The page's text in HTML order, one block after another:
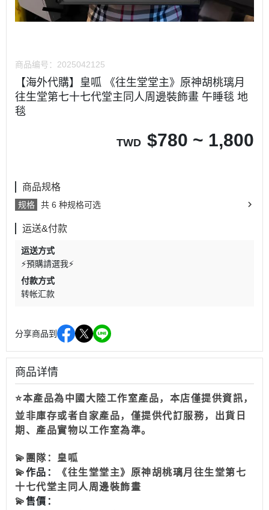
商品编号： 2025042125
【海外代購】皇呱 《往生堂堂主》原神胡桃璃月
往生堂第七十七代堂主同人周邊裝飾畫 午睡毯 地
毯
TWD $780 ~ 1,800
商品规格
规格 共 6 种规格可选
运送&付款
运送方式
⚡預購請選我⚡
付款方式
转帐汇款
分享商品到
商品详情
⭐本產品為中國大陸工作室產品，本店僅提供資訊，
並非庫存或者自家產品，僅提供代訂服務，出貨日
期、產品實物以工作室為準。
💫 團隊：
皇呱
💫作品：
《往生堂堂主》原神胡桃璃月往生堂第七
十七代堂主同人周邊裝飾畫
💫售價：